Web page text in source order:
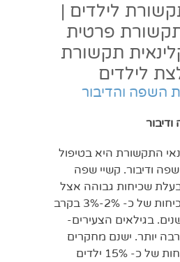
לילדים |
פרטית
תקשורת
לילדים
השפה והדיבור
התקשורת היא בטיפול
ודיבור. קשיי שפה
בעלת שכיחות גבוהה אצל
ילדים. מדובר בשכיחות של כ- 2%-3% בקרב
מעל גיל 7 שנים. בגילאים הצעירים-
יותר. ישנם מחקרים
המדווחים על שכיחות של כ- 15% ילדים